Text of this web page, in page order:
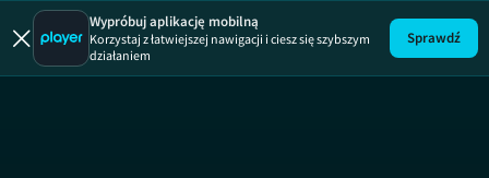
Blok Ekipa
Wypróbuj aplikację mobilną
Korzystaj z łatwiejszej nawigacji i ciesz się szybszym
działaniem
Sprawdź